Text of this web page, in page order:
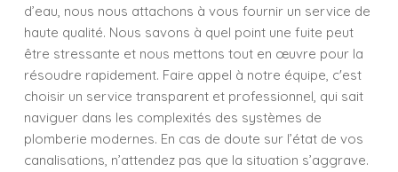
d’eau, nous nous attachons à vous fournir un service de
haute qualité. Nous savons à quel point une fuite peut
être stressante et nous mettons tout en œuvre pour la
résoudre rapidement. Faire appel à notre équipe, c'est
choisir un service transparent et professionnel, qui sait
naviguer dans les complexités des systèmes de
plomberie modernes. En cas de doute sur l’état de vos
canalisations, n’attendez pas que la situation s’aggrave.